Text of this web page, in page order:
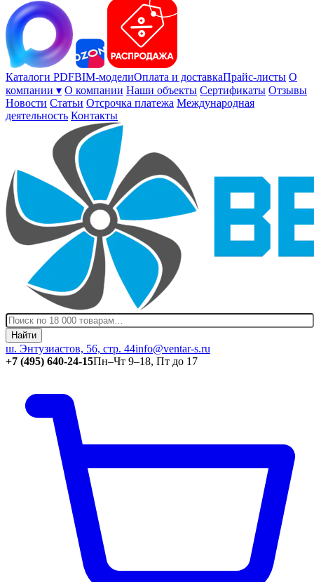
Каталоги PDFBIM-моделиОплата и доставкаПрайс-листы О
компании ▾ О компании Наши объекты Сертификаты Отзывы
Новости Статьи Отсрочка платежа Международная
деятельность Контакты
Найти
ш. Энтузиастов, 56, стр. 44info@ventar-s.ru
+7 (495) 640-24-15Пн–Чт 9–18, Пт до 17